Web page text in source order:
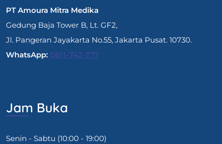
PT Amoura Mitra Medika
Gedung Baja Tower B, Lt. GF2,
Jl. Pangeran Jayakarta No.55, Jakarta Pusat. 10730.
WhatsApp: 0811-742-777
Jam Buka
Senin - Sabtu (10:00 - 19:00)